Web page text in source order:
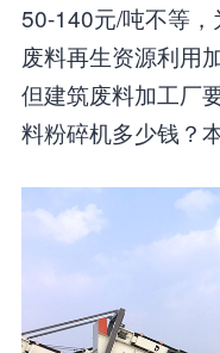
50-140元/吨不等
废料再生资源利用
但建筑废料加工厂
料粉碎机多少钱？